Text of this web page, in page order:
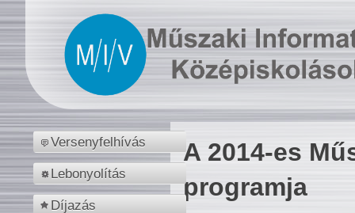
Versenyfelhívás
Lebonyolítás
Díjazás
A 2014-es
programja